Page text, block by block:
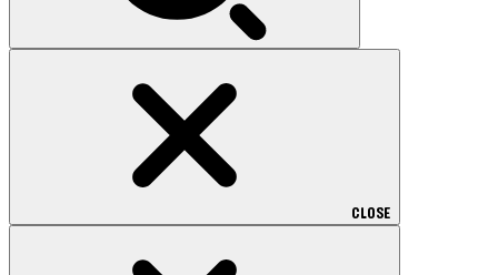
CLOSE